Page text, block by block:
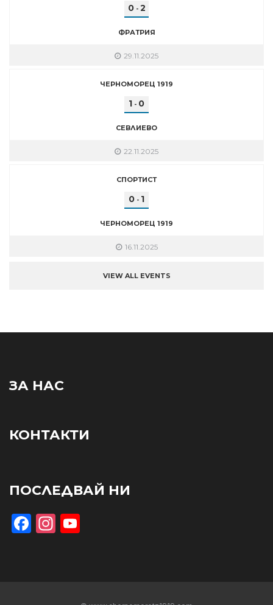
0- 2
ФРАТРИЯ
29.11.2025
ЧЕРНОМОРЕЦ 1919
1 - 0
СЕВЛИЕВО
22.11.2025
СПОРТИСТ
0 - 1
ЧЕРНОМОРЕЦ 1919
16.11.2025
VIEW ALL EVENTS
ЗА НАС
КОНТАКТИ
ПОСЛЕДВАЙ НИ
Facebook
Instagram